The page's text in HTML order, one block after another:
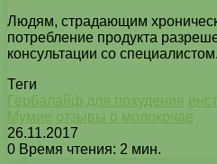
Людям, страдающим
потребление продукта
консультации со специалистом.
Теги
Гербалайф для похудения
Мумие отзывы о молокочае
26.11.2017
0 Время чтения: 2 мин.